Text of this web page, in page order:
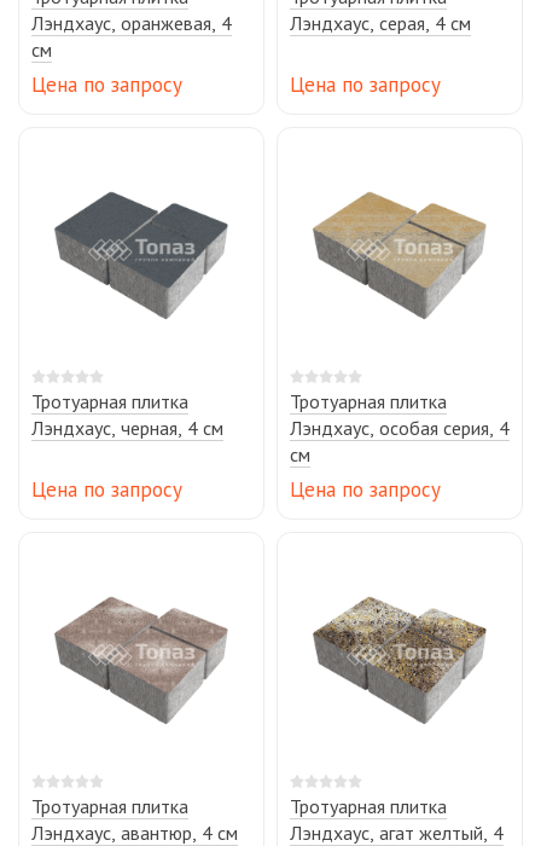
Лэндхаус, оранжевая, 4
см
Цена по запросу
Лэндхаус, серая, 4 см
Цена по запросу
Тротуарная плитка
Лэндхаус, черная, 4 см
Цена по запросу
Тротуарная плитка
Лэндхаус, особая серия, 4
см
Цена по запросу
Тротуарная плитка
Лэндхаус, авантюр, 4 см
Тротуарная плитка
Лэндхаус, агат желтый, 4